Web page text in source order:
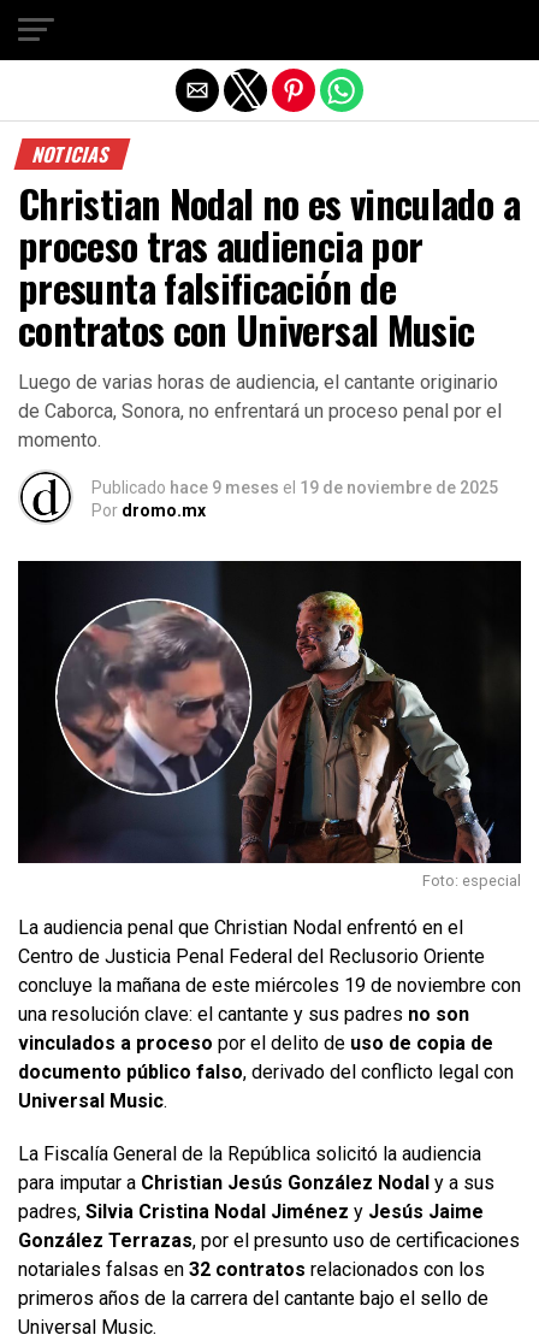
NOTICIAS
Christian Nodal no es vinculado a
proceso tras audiencia por
presunta falsificación de
contratos con Universal Music
Luego de varias horas de audiencia, el cantante originario
de Caborca, Sonora, no enfrentará un proceso penal por el
momento.
Publicado hace 9 meses el 19 de noviembre de 2025
Por dromo.mx
Foto: especial
La audiencia penal que Christian Nodal enfrentó en el
Centro de Justicia Penal Federal del Reclusorio Oriente
concluye la mañana de este miércoles 19 de noviembre con
una resolución clave: el cantante y sus padres no son
vinculados a proceso por el delito de uso de copia de
documento público falso, derivado del conflicto legal con
Universal Music.
La Fiscalía General de la República solicitó la audiencia
para imputar a Christian Jesús González Nodal y a sus
padres, Silvia Cristina Nodal Jiménez y Jesús Jaime
González Terrazas, por el presunto uso de certificaciones
notariales falsas en 32 contratos relacionados con los
primeros años de la carrera del cantante bajo el sello de
Universal Music.